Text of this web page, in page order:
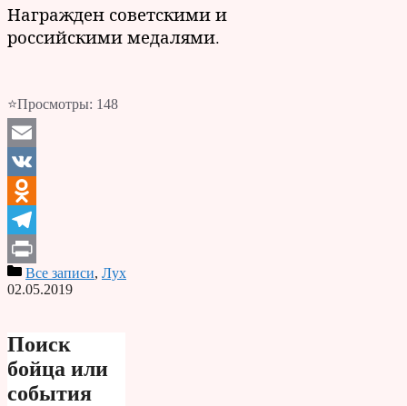
Награжден советскими и
российскими медалями.
⭐Просмотры: 148
Email
VK
Odnoklassniki
Telegram
PrintВсе записи, Лух
02.05.2019
Поиск
бойца или
события